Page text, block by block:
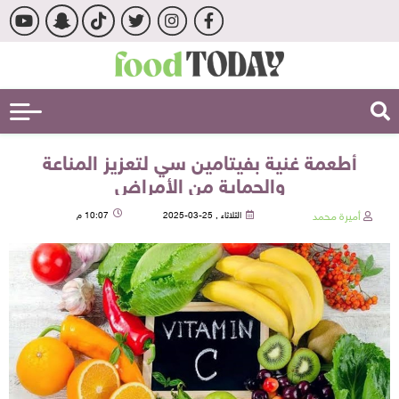
أطعمة غنية بفيتامين سي لتعزيز المناعة
والحماية من الأمراض
أميرة محمد الثلاثاء , 25-03-2025 10:07 م